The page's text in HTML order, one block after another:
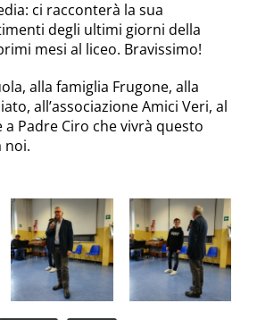
ci racconterà la sua
degli ultimi giorni della
mesi al liceo. Bravissimo!
alla famiglia Frugone, alla
all’associazione Amici Veri, al
Padre Ciro che vivrà questo
noi.